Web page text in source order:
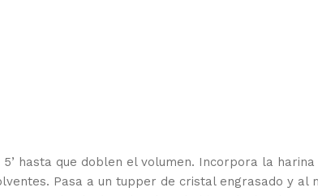
hasta que doblen el volumen. Incorpora la harina
Pasa a un tupper de cristal engrasado y al